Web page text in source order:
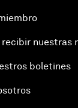
nuestras
boletines